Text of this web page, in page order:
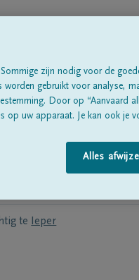
te 14/11/1928
te Ieper
zijn nodig voor de
worden gebruikt voor analyse,
Door op “Aanvaard
op uw apparaat. Je kan ook je
Alles